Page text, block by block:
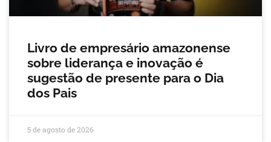
Livro de empresário amazonense
sobre liderança e inovação é
sugestão de presente para o Dia
dos Pais
5 de agosto de 2026